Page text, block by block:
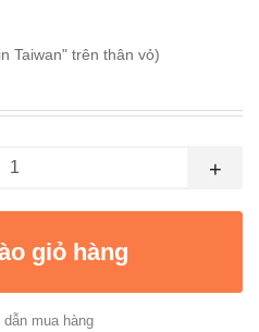
Taiwan" trên thân vỏ)
+
giỏ hàng
mua hàng